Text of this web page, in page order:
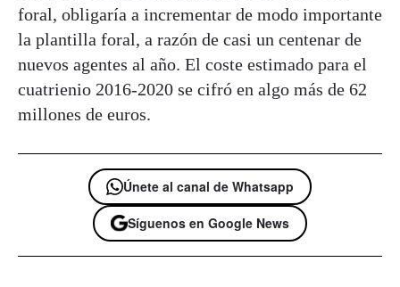
foral, obligaría a incrementar de modo importante
la plantilla foral, a razón de casi un centenar de
nuevos agentes al año. El coste estimado para el
cuatrienio 2016-2020 se cifró en algo más de 62
millones de euros.
Únete al canal de Whatsapp
Síguenos en Google News